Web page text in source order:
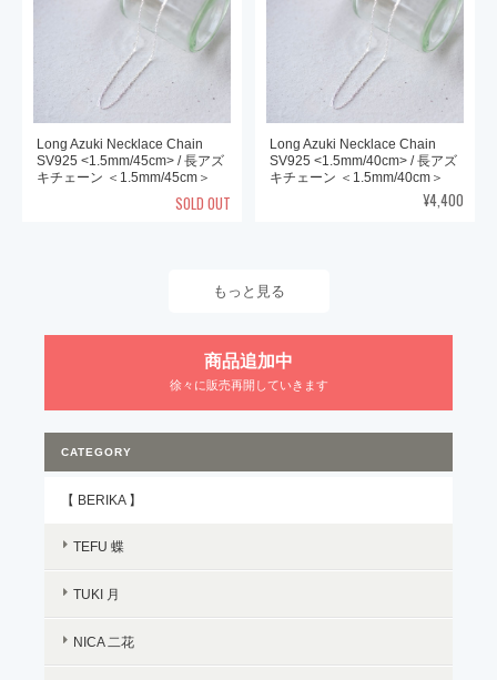
Long Azuki Necklace Chain
SV925 <1.5mm/45cm> / 長アズ
キチェーン ＜1.5mm/45cm＞
SOLD OUT
Long Azuki Necklace Chain
SV925 <1.5mm/40cm> / 長アズ
キチェーン ＜1.5mm/40cm＞
¥4,400
もっと見る
商品追加中
徐々に販売再開していきます
CATEGORY
【 BERIKA 】
TEFU 蝶
TUKI 月
NICA 二花